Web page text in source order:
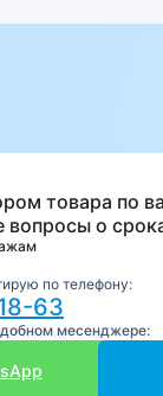
товара по
о
по телефону:
63
месенджере: